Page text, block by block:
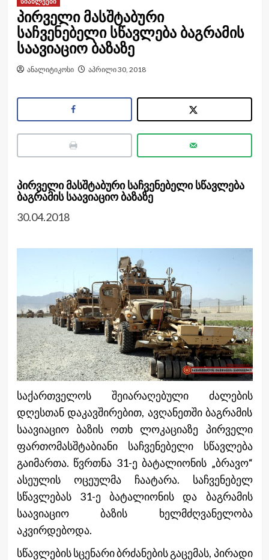
პირველი მასშტაბური
საჩვენებელი სწავლება ბაგრამის
საავიაციო ბაზაზე
ანალიტიკოსი აპრილი 30, 2018
პირველი მასშტაბურისაჩვენებელი სწავლება
ბაგრამის საავიაციო ბაზაზე
30.04.2018
საქართველოს შეიარაღებული ძალების
დღესთან დაკავშირებით, ავღანეთში ბაგრამის
საავიაციო ბაზის ოთხ ლოკაციაზე პირველი
ფართომასშტაბიანი საჩვენებელი სწავლება
გაიმართა. წვრთნა 31-ე ბატალიონის „ბრავო“
ასეულის ოცეულმა ჩაატარა. საჩვენებელ
სწავლებას 31-ე ბატალიონის და ბაგრამის
საავიაციო ბაზის ხელმძღვანელობა
აკვირდებოდა.
სწავლების სცენარი ბრძანების გაცემას, პირადი